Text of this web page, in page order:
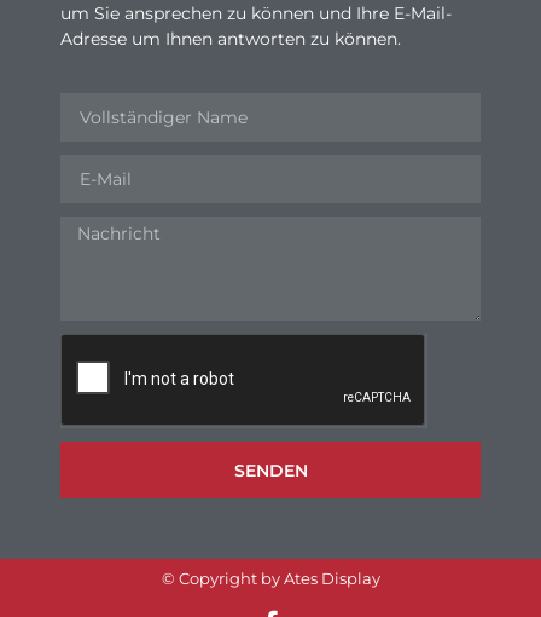
um Sie ansprechen zu können und Ihre E-Mail-
Adresse um Ihnen antworten zu können.
SENDEN
© Copyright by Ates Display